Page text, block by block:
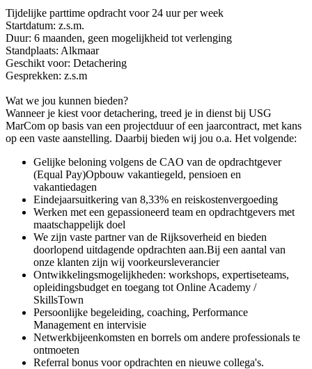
Tijdelijke parttime opdracht voor 24 uur per week
Startdatum: z.s.m.
Duur: 6 maanden, geen mogelijkheid tot verlenging
Standplaats: Alkmaar
Geschikt voor: Detachering
Gesprekken: z.s.m
Wat we jou kunnen bieden?
Wanneer je kiest voor detachering, treed je in dienst bij USG
MarCom op basis van een projectduur of een jaarcontract, met kans
op een vaste aanstelling. Daarbij bieden wij jou o.a. Het volgende:
Gelijke beloning volgens de CAO van de opdrachtgever
(Equal Pay)Opbouw vakantiegeld, pensioen en
vakantiedagen
Eindejaarsuitkering van 8,33% en reiskostenvergoeding
Werken met een gepassioneerd team en opdrachtgevers met
maatschappelijk doel
We zijn vaste partner van de Rijksoverheid en bieden
doorlopend uitdagende opdrachten aan.Bij een aantal van
onze klanten zijn wij voorkeursleverancier
Ontwikkelingsmogelijkheden: workshops, expertiseteams,
opleidingsbudget en toegang tot Online Academy /
SkillsTown
Persoonlijke begeleiding, coaching, Performance
Management en intervisie
Netwerkbijeenkomsten en borrels om andere professionals te
ontmoeten
Referral bonus voor opdrachten en nieuwe collega's.